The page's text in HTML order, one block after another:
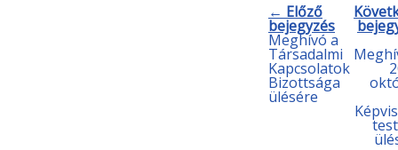
← Előző
bejegyzés
Meghívó a
Társadalmi
Kapcsolatok
Bizottsága
ülésére